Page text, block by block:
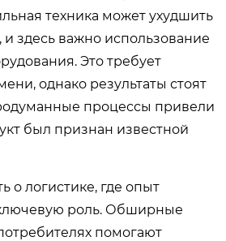
техника может ухудшить
и здесь важно использование
Это требует
однако результаты стоят
процессы привели
был признан известной
о логистике, где опыт
роль. Обширные
помогают